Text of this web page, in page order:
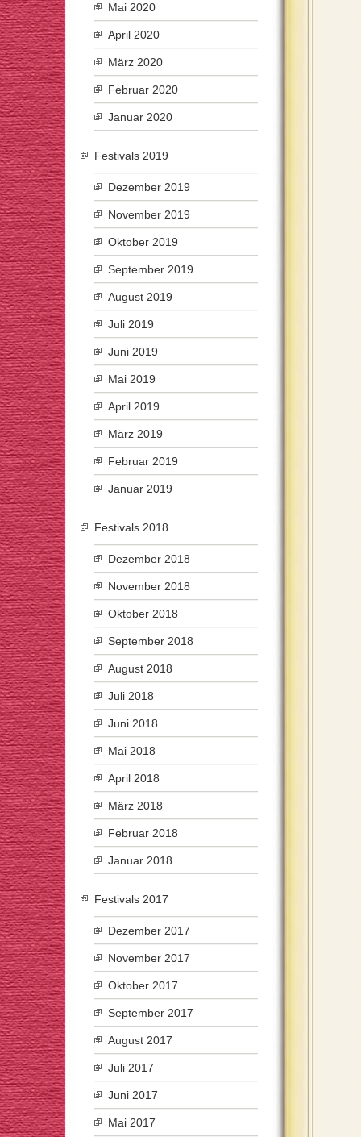
Mai 2020
April 2020
März 2020
Februar 2020
Januar 2020
Festivals 2019
Dezember 2019
November 2019
Oktober 2019
September 2019
August 2019
Juli 2019
Juni 2019
Mai 2019
April 2019
März 2019
Februar 2019
Januar 2019
Festivals 2018
Dezember 2018
November 2018
Oktober 2018
September 2018
August 2018
Juli 2018
Juni 2018
Mai 2018
April 2018
März 2018
Februar 2018
Januar 2018
Festivals 2017
Dezember 2017
November 2017
Oktober 2017
September 2017
August 2017
Juli 2017
Juni 2017
Mai 2017